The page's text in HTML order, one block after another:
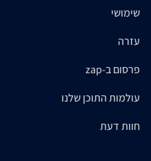
שימושי
עזרה
פרסום ב-zap
עולמות התוכן שלנו
חוות דעת